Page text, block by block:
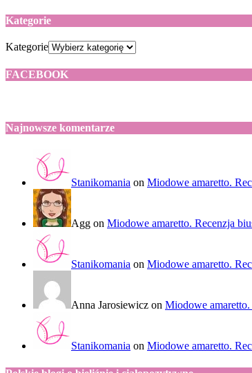
Kategorie
Kategorie
FACEBOOK
Najnowsze komentarze
Stanikomania on Miodowe amaretto.
Agg on Miodowe amaretto. Recenzja
Stanikomania on Miodowe amaretto.
Anna Jarosiewicz on Miodowe amaretto.
Stanikomania on Miodowe amaretto.